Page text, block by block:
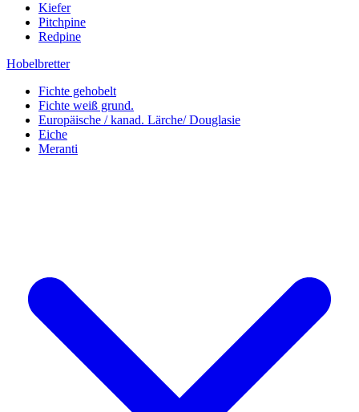
Kiefer
Pitchpine
Redpine
Hobelbretter
Fichte gehobelt
Fichte weiß grund.
Europäische / kanad. Lärche/ Douglasie
Eiche
Meranti